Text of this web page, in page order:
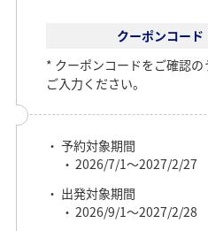
クーポンコー
クーポンコードをご確認
ご入力ください。
予約対象期間
2026/7/1～2027/2/27
出発対象期間
2026/9/1～2027/2/28